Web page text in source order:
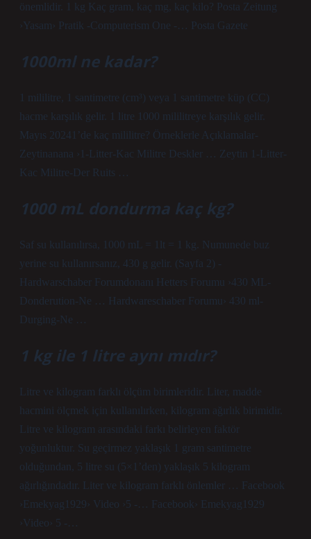
önemlidir. 1 kg Kaç gram, kaç mg, kaç kilo? Posta Zeitung
›Yasam› Pratik -Computerism One -… Posta Gazete
1000ml ne kadar?
1 mililitre, 1 santimetre (cm³) veya 1 santimetre küp (CC)
hacme karşılık gelir. 1 litre 1000 mililitreye karşılık gelir.
Mayıs 20241’de kaç mililitre? Örneklerle Açıklamalar-
Zeytinanana ›1-Litter-Kac Militre Deskler … Zeytin 1-Litter-
Kac Militre-Der Ruits …
1000 mL dondurma kaç kg?
Saf su kullanılırsa, 1000 mL = 1lt = 1 kg. Numunede buz
yerine su kullanırsanız, 430 g gelir. (Sayfa 2) -
Hardwarschaber Forumdonanı Hetters Forumu ›430 ML-
Donderution-Ne … Hardwareschaber Forumu› 430 ml-
Durging-Ne …
1 kg ile 1 litre aynı mıdır?
Litre ve kilogram farklı ölçüm birimleridir. Liter, madde
hacmini ölçmek için kullanılırken, kilogram ağırlık birimidir.
Litre ve kilogram arasındaki farkı belirleyen faktör
yoğunluktur. Su geçirmez yaklaşık 1 gram santimetre
olduğundan, 5 litre su (5×1’den) yaklaşık 5 kilogram
ağırlığındadır. Liter ve kilogram farklı önlemler … Facebook
›Emekyag1929› Video ›5 -… Facebook› Emekyag1929
›Video› 5 -…